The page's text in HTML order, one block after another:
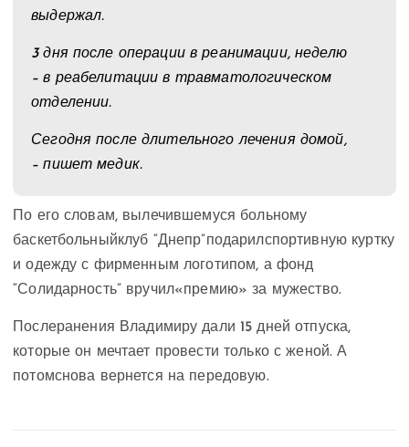
выдержал.
3 дня после операции в реанимации, неделю
– в реабелитации в травматологическом
отделении.
Сегодня после длительного лечения домой,
– пишет медик.
По его словам, вылечившемуся больному
баскетбольныйклуб “Днепр”подарилспортивную куртку
и одежду с фирменным логотипом, а фонд
“Солидарность” вручил«премию» за мужество.
Послеранения Владимиру дали 15 дней отпуска,
которые он мечтает провести только с женой. А
потомснова вернется на передовую.